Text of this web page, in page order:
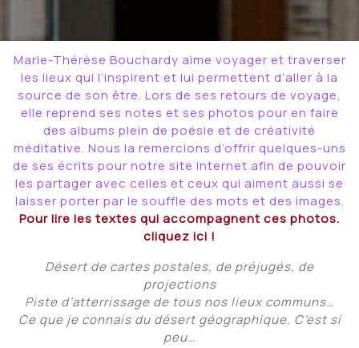
Marie-Thérèse Bouchardy aime voyager et traverser
les lieux qui l’inspirent et lui permettent d’aller à la
source de son être. Lors de ses retours de voyage,
elle reprend ses notes et ses photos pour en faire
des albums plein de poésie et de créativité
méditative. Nous la remercions d’offrir quelques-uns
de ses écrits pour notre site internet afin de pouvoir
les partager avec celles et ceux qui aiment aussi se
laisser porter par le souffle des mots et des images.
Pour lire les textes qui accompagnent ces photos.
cliquez ici !
Désert de cartes postales, de préjugés, de
projections
Piste d’atterrissage de tous nos lieux communs…
Ce que je connais du désert géographique. C’est si
peu…